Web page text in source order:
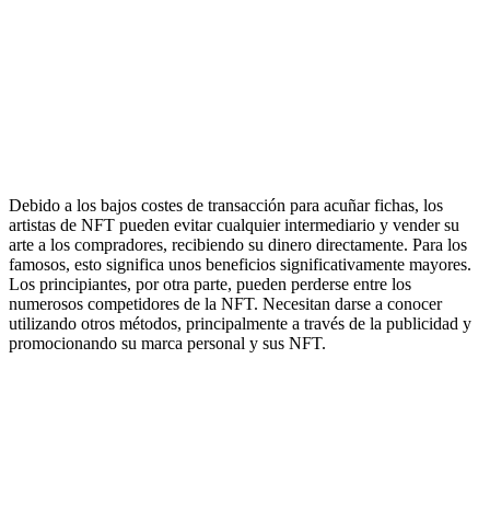
Debido a los bajos costes de transacción para acuñar fichas, los
artistas de NFT pueden evitar cualquier intermediario y vender su
arte a los compradores, recibiendo su dinero directamente. Para los
famosos, esto significa unos beneficios significativamente mayores.
Los principiantes, por otra parte, pueden perderse entre los
numerosos competidores de la NFT. Necesitan darse a conocer
utilizando otros métodos, principalmente a través de la publicidad y
promocionando su marca personal y sus NFT.